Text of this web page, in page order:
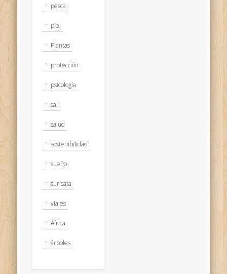
pesca
piel
Plantas
protección
psicología
sal
salud
sostenibilidad
sueño
suricata
viajes
África
árboles